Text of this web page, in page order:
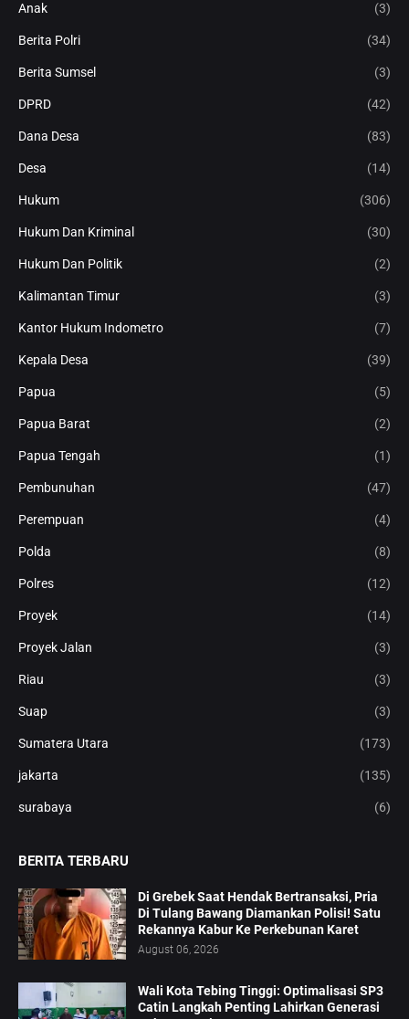
Anak (3)
Berita Polri (34)
Berita Sumsel (3)
DPRD (42)
Dana Desa (83)
Desa (14)
Hukum (306)
Hukum Dan Kriminal (30)
Hukum Dan Politik (2)
Kalimantan Timur (3)
Kantor Hukum Indometro (7)
Kepala Desa (39)
Papua (5)
Papua Barat (2)
Papua Tengah (1)
Pembunuhan (47)
Perempuan (4)
Polda (8)
Polres (12)
Proyek (14)
Proyek Jalan (3)
Riau (3)
Suap (3)
Sumatera Utara (173)
jakarta (135)
surabaya (6)
BERITA TERBARU
Di Grebek Saat Hendak Bertransaksi, Pria
Di Tulang Bawang Diamankan Polisi! Satu
Rekannya Kabur Ke Perkebunan Karet
August 06, 2026
Wali Kota Tebing Tinggi: Optimalisasi SP3
Catin Langkah Penting Lahirkan Generasi